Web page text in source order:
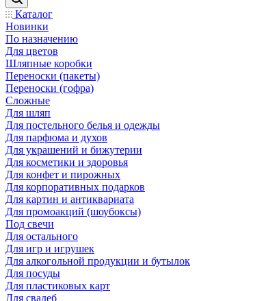
Каталог
Новинки
По назначению
Для цветов
Шляпные коробки
Переноски (пакеты)
Переноски (гофра)
Сложные
Для шляп
Для постельного белья и одежды
Для парфюма и духов
Для украшений и бижутерии
Для косметики и здоровья
Для конфет и пирожных
Для корпоративных подарков
Для картин и антиквариата
Для промоакций (шоубоксы)
Под свечи
Для остального
Для игр и игрушек
Для алкогольной продукции и бутылок
Для посуды
Для пластиковых карт
Для свадеб